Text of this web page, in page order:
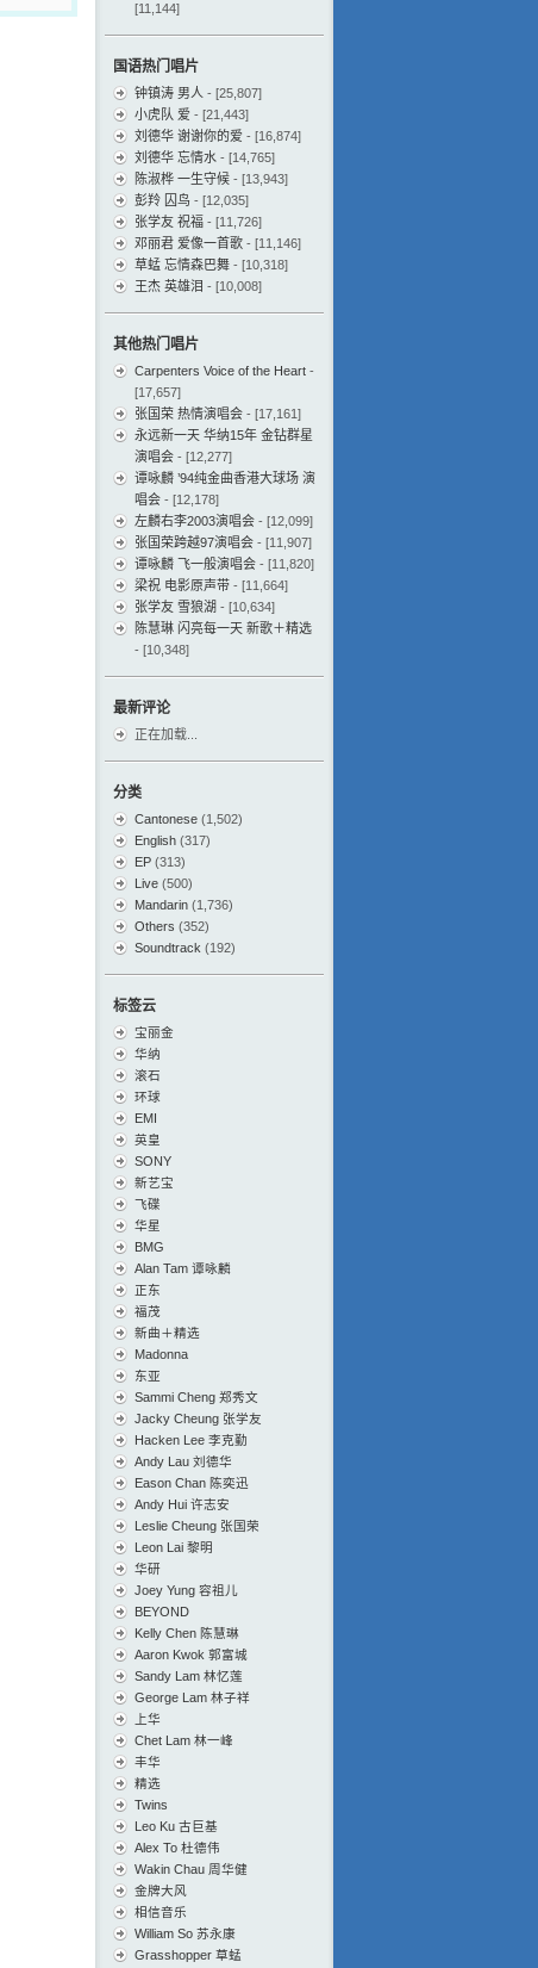
[11,144]
国语热门唱片
钟镇涛 男人 - [25,807]
小虎队 爱 - [21,443]
刘德华 谢谢你的爱 - [16,874]
刘德华 忘情水 - [14,765]
陈淑桦 一生守候 - [13,943]
彭羚 囚鸟 - [12,035]
张学友 祝福 - [11,726]
邓丽君 爱像一首歌 - [11,146]
草蜢 忘情森巴舞 - [10,318]
王杰 英雄泪 - [10,008]
其他热门唱片
Carpenters Voice of the Heart -
[17,657]
张国荣 热情演唱会 - [17,161]
永远新一天 华纳15年 金钻群星
演唱会 - [12,277]
谭咏麟 ’94纯金曲香港大球场 演
唱会 - [12,178]
左麟右李2003演唱会 - [12,099]
张国荣跨越97演唱会 - [11,907]
谭咏麟 飞一般演唱会 - [11,820]
梁祝 电影原声带 - [11,664]
张学友 雪狼湖 - [10,634]
陈慧琳 闪亮每一天 新歌＋精选
- [10,348]
最新评论
正在加载...
分类
Cantonese (1,502)
English (317)
EP (313)
Live (500)
Mandarin (1,736)
Others (352)
Soundtrack (192)
标签云
宝丽金
华纳
滚石
环球
EMI
英皇
SONY
新艺宝
飞碟
华星
BMG
Alan Tam 谭咏麟
正东
福茂
新曲＋精选
Madonna
东亚
Sammi Cheng 郑秀文
Jacky Cheung 张学友
Hacken Lee 李克勤
Andy Lau 刘德华
Eason Chan 陈奕迅
Andy Hui 许志安
Leslie Cheung 张国荣
Leon Lai 黎明
华研
Joey Yung 容祖儿
BEYOND
Kelly Chen 陈慧琳
Aaron Kwok 郭富城
Sandy Lam 林忆莲
George Lam 林子祥
上华
Chet Lam 林一峰
丰华
精选
Twins
Leo Ku 古巨基
Alex To 杜德伟
Wakin Chau 周华健
金牌大风
相信音乐
William So 苏永康
Grasshopper 草蜢